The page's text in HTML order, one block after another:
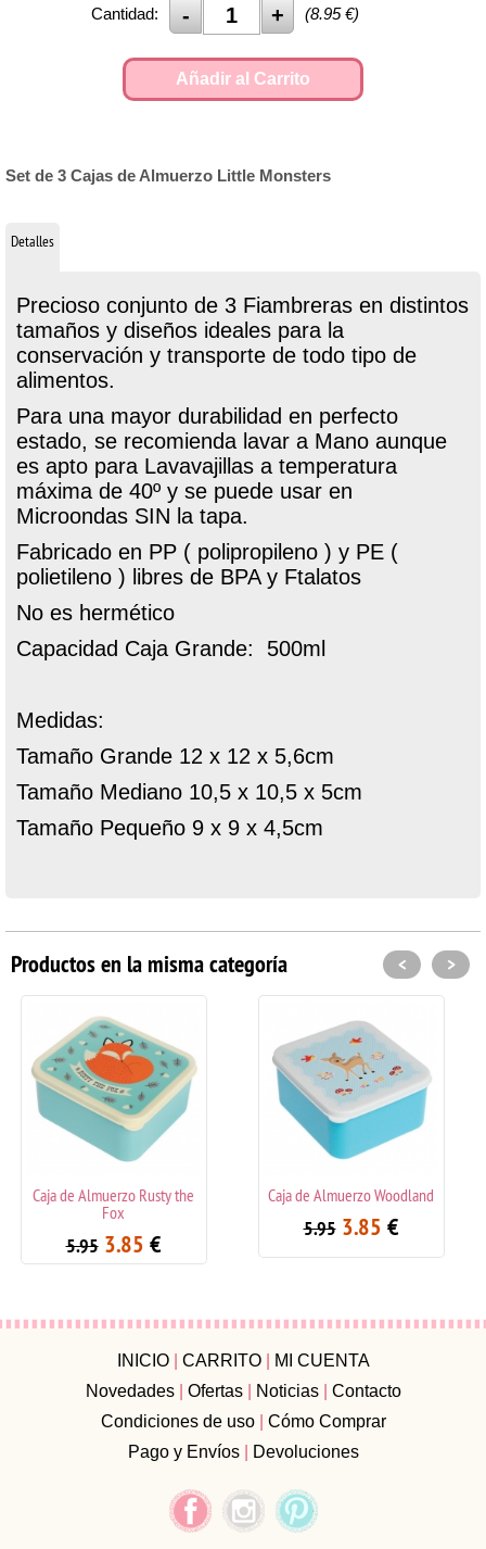
Cantidad: (8.95€)
Añadir al Carrito
Set de 3 Cajas de Almuerzo Little Monsters
Detalles
Precioso conjunto de 3 Fiambreras en distintos
tamaños y diseños ideales para la
conservación y transporte de todo tipo de
alimentos.
Para una mayor durabilidad en perfecto
estado, se recomienda lavar a Mano aunque
es apto para Lavavajillas a temperatura
máxima de 40º y se puede usar en
Microondas SIN la tapa.
Fabricado en PP ( polipropileno ) y PE (
polietileno ) libres de BPA y Ftalatos
No es hermético
Capacidad Caja Grande: 500ml
Medidas:
Tamaño Grande 12 x 12 x 5,6cm
Tamaño Mediano 10,5 x 10,5 x 5cm
Tamaño Pequeño 9 x 9 x 4,5cm
Productos en la misma categoría
Rusty the Caja de Almuerzo Woodland
Caja de
< >
INICIO| CARRITO|
MI CUENTA
Novedades| Ofertas| Noticias| Contacto
Condiciones de uso| Cómo Comprar
Pago y Envíos| Devoluciones